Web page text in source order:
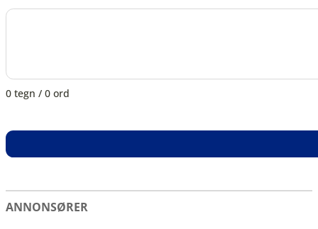
0 tegn / 0 ord
Section
ANNONSØRER